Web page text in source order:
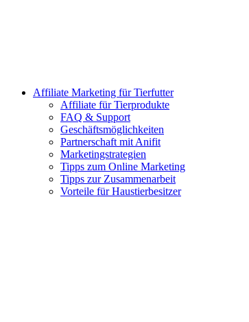
Affiliate Marketing für Tierfutter
Affiliate für Tierprodukte
FAQ & Support
Geschäftsmöglichkeiten
Partnerschaft mit Anifit
Marketingstrategien
Tipps zum Online Marketing
Tipps zur Zusammenarbeit
Vorteile für Haustierbesitzer